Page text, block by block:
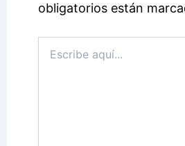
obligatorios están
aquí...